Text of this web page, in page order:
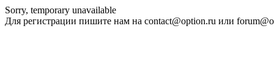
Sorry, temporary unavailable
Для регистрации пишите нам на contact@option.ru или